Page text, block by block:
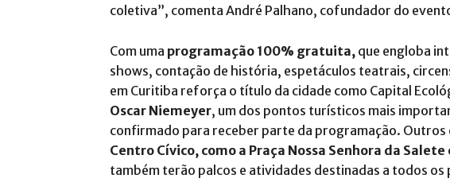
coletiva”, comenta André Palhano, cofundador do
Com uma programação 100% gratuita, que engloba
shows, contação de história, espetáculos teatrais,
em Curitiba reforça o título da cidade como Capital
Oscar Niemeyer, um dos pontos turísticos mais
confirmado para receber parte da programação. Outros
Centro Cívico, como a Praça Nossa Senhora da
também terão palcos e atividades destinadas a todos os